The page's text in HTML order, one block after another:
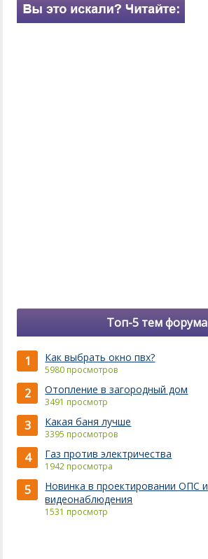
Топ-5 тем форума
1 Как выбрать окно пвх?
5980 просмотров
2 Отопление в загородный дом
3491 просмотр
3 Какая баня лучше
3395 просмотров
4 Газ против электричества
1942 просмотра
5
Новинка в проектировании ОПС и
видеонаблюдения
1531 просмотр